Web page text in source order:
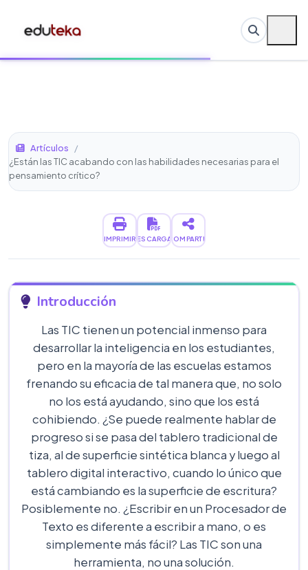
Artículos
/
¿Están las TIC acabando con las habilidades necesarias para el
pensamiento crítico?
IMPRIMIRDESCARGARCOMPARTIR
Introducción
Las TIC tienen un potencial inmenso para
desarrollar la inteligencia en los estudiantes,
pero en la mayoría de las escuelas estamos
frenando su eficacia de tal manera que, no solo
no los está ayudando, sino que los está
cohibiendo. ¿Se puede realmente hablar de
progreso si se pasa del tablero tradicional de
tiza, al de superficie sintética blanca y luego al
tablero digital interactivo, cuando lo único que
está cambiando es la superficie de escritura?
Posiblemente no. ¿Escribir en un Procesador de
Texto es diferente a escribir a mano, o es
simplemente más fácil? Las TIC son una
herramienta, no una solución.